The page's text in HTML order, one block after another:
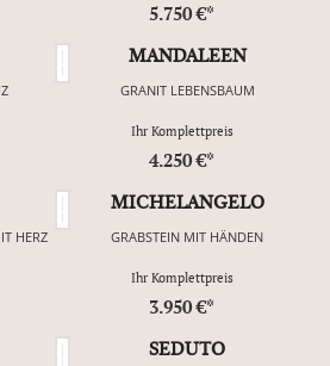
5.750 €*
MANDALEEN
GRANIT LEBENSBAUM
Ihr Komplettpreis
4.250 €*
HERZ
MICHELANGELO
GRABSTEIN MIT HÄNDEN
Ihr Komplettpreis
3.950 €*
SEDUTO